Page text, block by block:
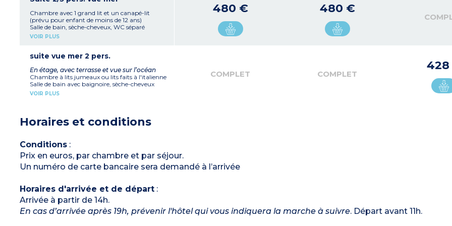
Chambre avec 1 grand lit et un canapé-lit
(prévu pour enfant de moins de 12 ans)
Salle de bain, sèche-cheveux, WC séparé
(excepté chambre pour personne à mobilité
courtoisie et cafetière à capsules
VOIR PLUS
480 € 480 €
suite vue mer 2 pers.
En étage, avec terrasse et vue sur l’océan
Chambre à lits jumeaux ou lits faits à l'italienne
Salle de bain avec baignoire, sèche-cheveux
WC séparé
VOIR PLUS
COMPLET COMPLET
Horaires et conditions
Conditions:
Prix en euros, par chambre et par séjour.
Un numéro de carte bancaire sera demandé à l’arrivée
Horaires d'arrivée et de départ:
Arrivée à partir de 14h.
En cas d’arrivée après 19h, prévenir l'hôtel qui vous indiquera la marche à suivre. Départ avant 11h.